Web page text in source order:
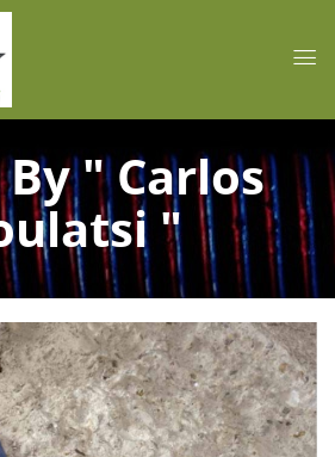
" Carlos
"